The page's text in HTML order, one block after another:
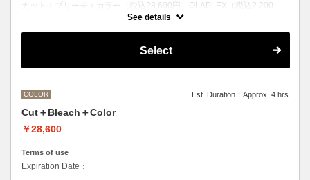
カット＋ブリーチ＋カラー（税込28,600円）OLAPLEX（税込2,200
前処理剤OLAPLEXを使ったカット＋ブリーチ＋カラー
●ご希望の色やカラー履歴、デザインによっては１度のブリーチでは表
現できない場合がございます。
M ¥＋1100 L¥＋1650 LL¥＋2200
See details
Select
COLOR Est. Duration：Approx. 4 hrs
Cut＋Bleach＋Color
￥28,600
Terms of use
Expiration Date：